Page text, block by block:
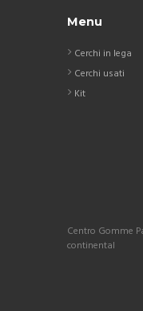
Menu
Cerchi in lega
Cerchi usati
Kit
Centro Gomme
continental